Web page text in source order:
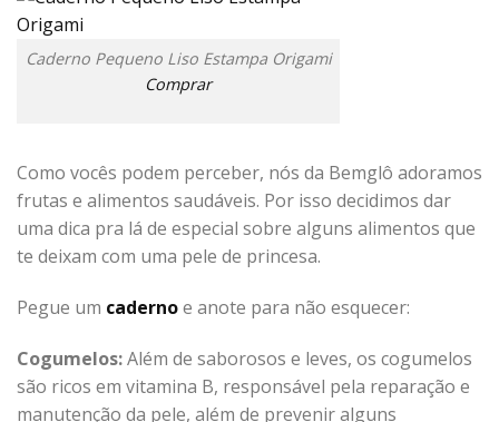
Caderno Pequeno Liso Estampa Origami
Comprar
Como vocês podem perceber, nós da Bemglô adoramos
frutas e alimentos saudáveis. Por isso decidimos dar
uma dica pra lá de especial sobre alguns alimentos que
te deixam com uma pele de princesa.
Pegue um cadernoe anote para não esquecer:
Cogumelos:Além de saborosos e leves, os cogumelos
são ricos em vitamina B, responsável pela reparação e
manutenção da pele, além de prevenir alguns